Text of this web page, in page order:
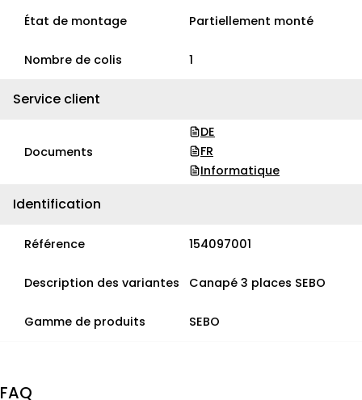
État de montage Partiellement monté
Nombre de colis 1
Service client
Documents
DE
FR
Informatique
Identification
Référence 154097001
Description des variantes Canapé 3 places SEBO
Gamme de produits SEBO
FAQ